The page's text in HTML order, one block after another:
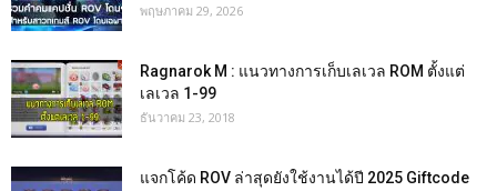
พฤษภาคม 29, 2026
Ragnarok M : แนวทางการเก็บเลเวล ROM ตั้งแต่
เลเวล 1-99
ธันวาคม 23, 2018
แจกโค้ด ROV ล่าสุดยังใช้งานได้ปี 2025 Giftcode